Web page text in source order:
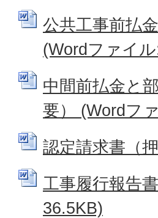
公共工事前払
(Wordファイ
中間前払金と
要） (Wordフ
認定請求書（
工事履行報告
36.5KB)